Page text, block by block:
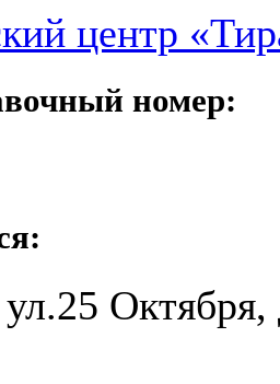
центр
номер:
Октября,